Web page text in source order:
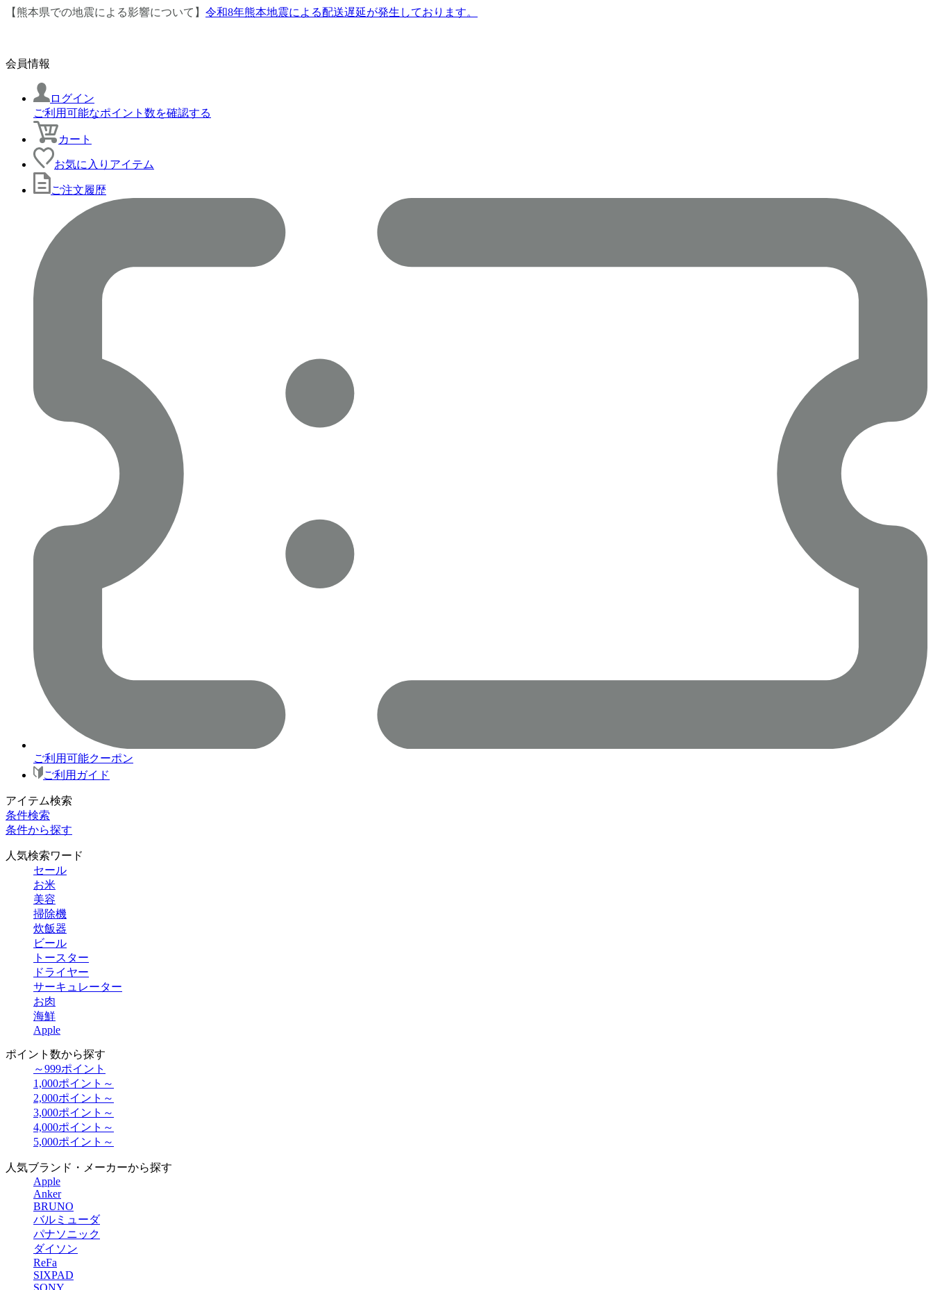
【熊本県での地震による影響について】 令和8年熊本地震による配送遅延が発生しております。
会員情報
ログイン
ご利用可能なポイント数を確認する
カート
お気に入りアイテム
ご注文履歴
ご利用可能クーポン
ご利用ガイド
アイテム検索
条件検索
条件から探す
人気検索ワード
セール
お米
美容
掃除機
炊飯器
ビール
トースター
ドライヤー
サーキュレーター
お肉
海鮮
Apple
ポイント数から探す
～999ポイント
1,000ポイント～
2,000ポイント～
3,000ポイント～
4,000ポイント～
5,000ポイント～
人気ブランド・メーカーから探す
Apple
Anker
BRUNO
バルミューダ
パナソニック
ダイソン
ReFa
SIXPAD
SONY